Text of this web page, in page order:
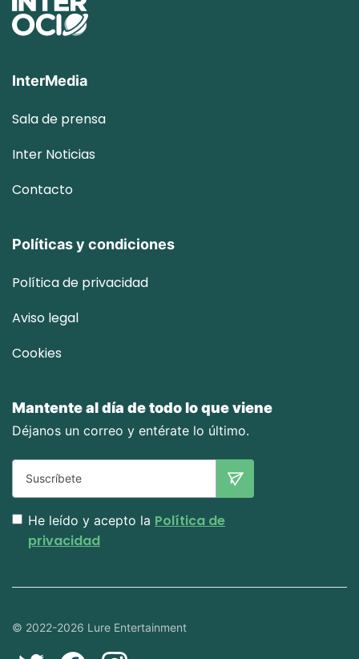
InterMedia
Sala de prensa
Inter Noticias
Contacto
Políticas y condiciones
Política de privacidad
Aviso legal
Cookies
Mantente al día de todo lo que viene
Déjanos un correo y entérate lo último.
He leído y acepto la Política de
privacidad
© 2022-2026 Lure Entertainment